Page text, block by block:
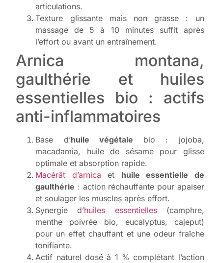
articulations.
Texture glissante mais non grasse : un
massage de 5 à 10 minutes suffit après
l’effort ou avant un entraînement.
Arnica montana,
gaulthérie et huiles
essentielles bio : actifs
anti-inflammatoires
Base d’huile végétale bio : jojoba,
macadamia, huile de sésame pour glisse
optimale et absorption rapide.
Macérât d’arnica et huile essentielle de
gaulthérie : action réchauffante pour apaiser
et soulager les muscles après effort.
Synergie d’huiles essentielles(camphre,
menthe poivrée bio, eucalyptus, cajeput)
pour un effet chauffant et une odeur fraîche
tonifiante.
Actif naturel dosé à 1 % complétant l’action